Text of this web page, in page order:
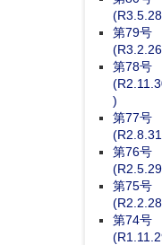
第79号
第78号
)
第77号
第76号
第75号
第74号